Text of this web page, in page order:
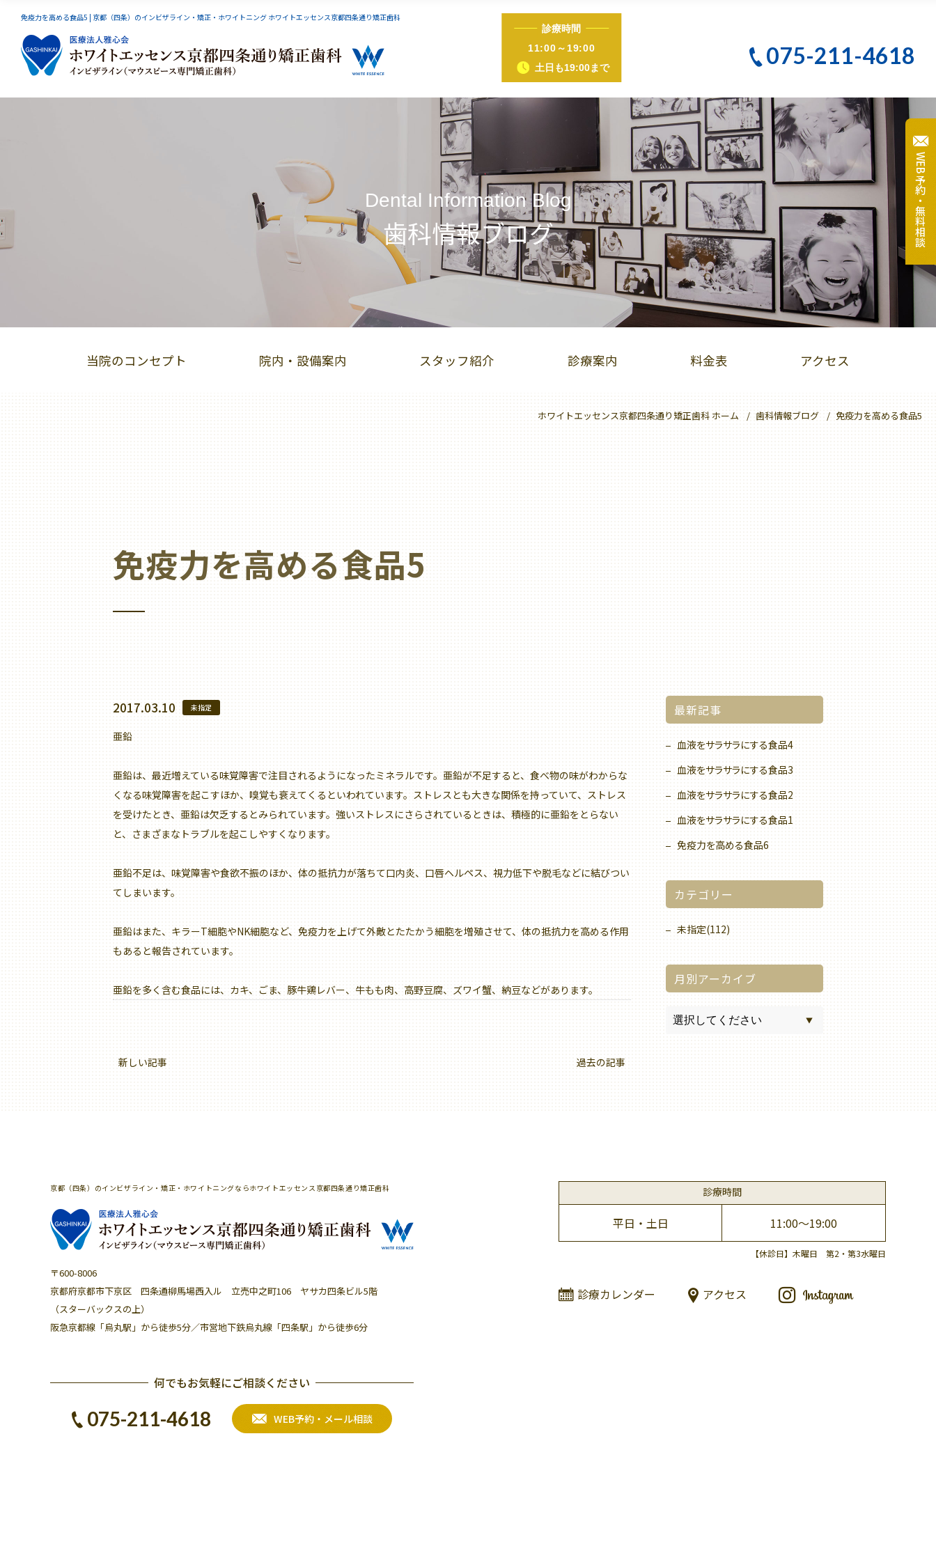
免疫力を高める食品5 | 京都（四条）のインビザライン・矯正・ホワイトニング ホワイトエッセンス京都四条通り矯正歯科
診療時間
11:00～19:00
土日も19:00まで
075-211-4618
Dental Information Blog
歯科情報ブログ
当院のコンセプト 院内・設備案内 スタッフ紹介 診療案内 料金表 アクセス
ホワイトエッセンス京都四条通り矯正歯科 ホーム 歯科情報ブログ 免疫力を高める食品5
免疫力を高める食品5
2017.03.10 未指定
亜鉛
亜鉛は、最近増えている味覚障害で注目されるようになったミネラルです。亜鉛が不足すると、食べ物の味がわからな
くなる味覚障害を起こすほか、嗅覚も衰えてくるといわれています。ストレスとも大きな関係を持っていて、ストレス
を受けたとき、亜鉛は欠乏するとみられています。強いストレスにさらされているときは、積極的に亜鉛をとらない
と、さまざまなトラブルを起こしやすくなります。
亜鉛不足は、味覚障害や食欲不振のほか、体の抵抗力が落ちて口内炎、口唇ヘルペス、視力低下や脱毛などに結びつい
てしまいます。
亜鉛はまた、キラーT細胞やNK細胞など、免疫力を上げて外敵とたたかう細胞を増殖させて、体の抵抗力を高める作用
もあると報告されています。
亜鉛を多く含む食品には、カキ、ごま、豚牛鶏レバー、牛もも肉、高野豆腐、ズワイ蟹、納豆などがあります。
新しい記事 過去の記事
最新記事
血液をサラサラにする食品4
血液をサラサラにする食品3
血液をサラサラにする食品2
血液をサラサラにする食品1
免疫力を高める食品6
カテゴリー
未指定(112)
月別アーカイブ
京都（四条）のインビザライン・矯正・ホワイトニングならホワイトエッセンス京都四条通り矯正歯科
〒600-8006
京都府京都市下京区 四条通柳馬場西入ル 立売中之町106 ヤサカ四条ビル5階
（スターバックスの上）
阪急京都線「烏丸駅」から徒歩5分／市営地下鉄烏丸線「四条駅」から徒歩6分
何でもお気軽にご相談ください
075-211-4618 WEB予約・メール相談
診療時間
平日・土日 11:00～19:00
【休診日】木曜日 第2・第3水曜日
診療カレンダー アクセス
インビザライン iTero（アイテロ）
スマーティーGS 小児矯正（床矯正・マウスピース矯正）
ホットリップエステ 大人のための予防歯科
WEB予約・無料相談